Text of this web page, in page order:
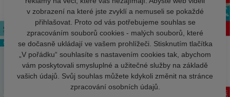
v zobrazení na které jste zvyklí a nemuseli se pokaždé
přihlašovat. Proto od vás potřebujeme souhlas se
zpracováním souborů cookies - malých souborů, které
se dočasně ukládají ve vašem prohlížeči. Stisknutím tlačítka
„V pořádku“ souhlasíte s nastavením cookies tak, abychom
vám poskytovali smysluplné a užitečné služby na základě
vašich údajů. Svůj souhlas můžete kdykoli změnit na stránce
zpracování osobních údajů.